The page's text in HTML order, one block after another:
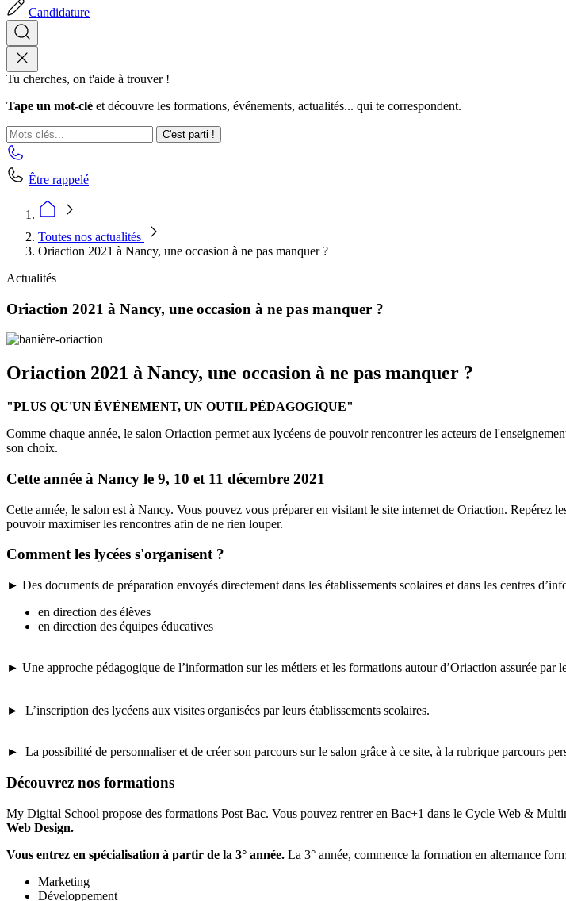
Candidature
Tu cherches, on t'aide à trouver !
Tape un mot-clé et découvre les formations, événements, actualités... qui te correspondent.
C'est parti !
Être rappelé
Toutes nos actualités
Oriaction 2021 à Nancy, une occasion à ne pas manquer ?
Actualités
Oriaction 2021 à Nancy, une occasion à ne pas manquer ?
Oriaction 2021 à Nancy, une occasion à ne pas manquer ?
"PLUS QU'UN ÉVÉNEMENT, UN OUTIL PÉDAGOGIQUE"
Comme chaque année, le salon Oriaction permet aux lycéens de pouvoir rencontrer les acteurs de
son choix.
Cette année à Nancy le 9, 10 et 11 décembre 2021
Cette année, le salon est à Nancy. Vous pouvez vous préparer en visitant le site internet de Oriaction. Repérez
pouvoir maximiser les rencontres afin de ne rien louper.
Comment les lycées s'organisent ?
► Des documents de préparation envoyés directement dans les établissements scolaires et dans les centres
en direction des élèves
en direction des équipes éducatives
► Une approche pédagogique de l’information sur les métiers et les formations autour d’Oriaction assurée par
► L’inscription des lycéens aux visites organisées par leurs établissements scolaires.
► La possibilité de personnaliser et de créer son parcours sur le salon grâce à ce site, à la rubrique parcours
Découvrez nos formations
My Digital School propose des formations Post Bac. Vous pouvez rentrer en Bac+1 dans le Cycle Web &
Web Design.
Vous entrez en spécialisation à partir de la 3° année. La 3° année, commence la formation en alternance
Marketing
Développement